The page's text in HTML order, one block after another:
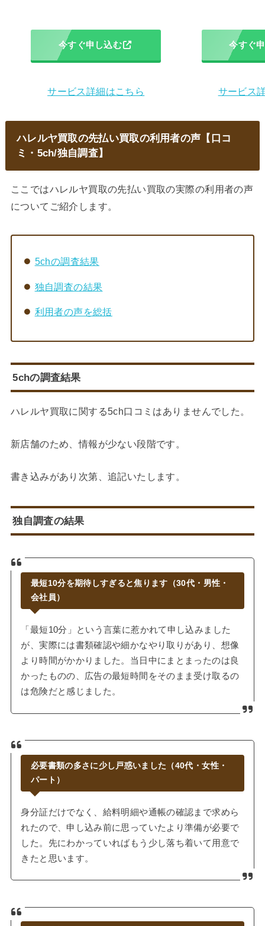
今すぐ申し込む
サービス詳細はこちら
今すぐ
サービス
ハレルヤ買取の先払い買取の利用者の声【口コ
ミ・5ch/独自調査】
ここではハレルヤ買取の先払い買取の実際の利用者の声
についてご紹介します。
5chの調査結果
独自調査の結果
利用者の声を総括
5chの調査結果
ハレルヤ買取に関する5ch口コミはありませんでした。
新店舗のため、情報が少ない段階です。
書き込みがあり次第、追記いたします。
独自調査の結果
最短10分を期待しすぎると焦ります（30代・男性・
会社員）
「最短10分」という言葉に惹かれて申し込みました
が、実際には書類確認や細かなやり取りがあり、想像
より時間がかかりました。当日中にまとまったのは良
かったものの、広告の最短時間をそのまま受け取るの
は危険だと感じました。
必要書類の多さに少し戸惑いました（40代・女性・
パート）
身分証だけでなく、給料明細や通帳の確認まで求めら
れたので、申し込み前に思っていたより準備が必要で
した。先にわかっていればもう少し落ち着いて用意で
きたと思います。